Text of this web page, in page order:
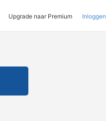
Upgrade naar Premium Inloggen